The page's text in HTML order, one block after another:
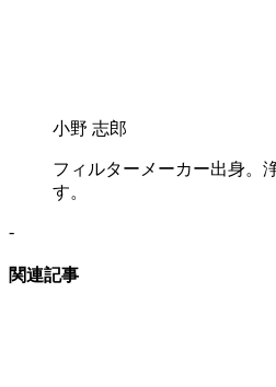
小野 志郎
フィルターメーカー出身。
す。
-
関連記事